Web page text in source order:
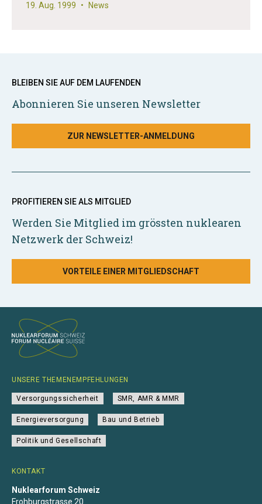
19. Aug. 1999 • News
BLEIBEN SIE AUF DEM LAUFENDEN
Abonnieren Sie unseren Newsletter
ZUR NEWSLETTER-ANMELDUNG
PROFITIEREN SIE ALS MITGLIED
Werden Sie Mitglied im grössten nuklearen
Netzwerk der Schweiz!
VORTEILE EINER MITGLIEDSCHAFT
KONTAKT
Nuklearforum Schweiz
Frohburgstrasse 20
UNSERE THEMENEMPFEHLUNGEN
Versorgungssicherheit SMR, AMR & MMR
Energieversorgung Bau und Betrieb
Politik und Gesellschaft